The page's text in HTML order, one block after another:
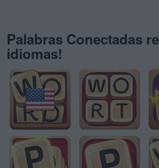
Palabras Conectadas
idiomas!